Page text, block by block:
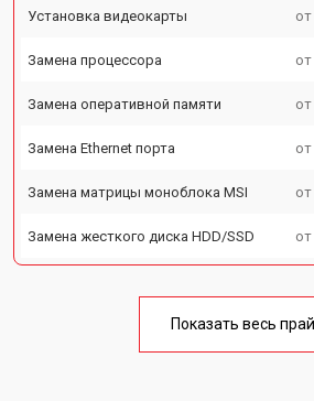
Установка видеокарты
Замена процессора
Замена оперативной памяти
Замена Ethernet порта
Замена матрицы моноблока MSI
Замена жесткого диска HDD/SSD
Показать весь